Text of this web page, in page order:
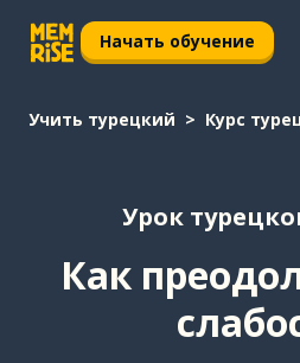
Начать обучение
Учить турецкий Курс
Урок
Как